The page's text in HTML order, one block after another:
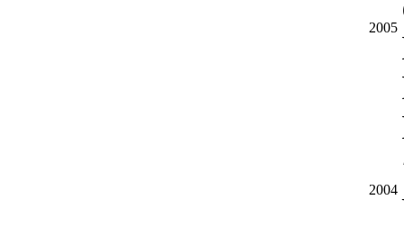
2005
2004